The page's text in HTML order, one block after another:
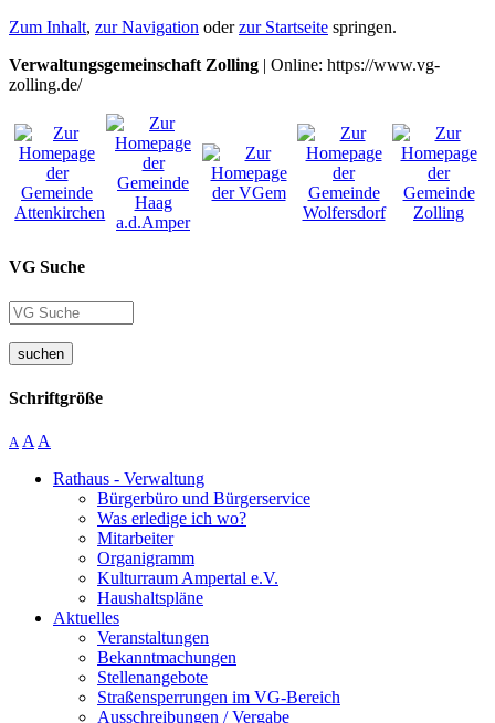
Zum Inhalt, zur Navigation oderzur Startseite springen.
Verwaltungsgemeinschaft Zolling | Online: https://www.vg-
zolling.de/
VG Suche
suchen
Schriftgröße
A A A
Rathaus - Verwaltung
Bürgerbüro und Bürgerservice
Was erledige ich wo?
Mitarbeiter
Organigramm
Kulturraum Ampertal e.V.
Haushaltspläne
Aktuelles
Veranstaltungen
Bekanntmachungen
Stellenangebote
Straßensperrungen im VG-Bereich
Ausschreibungen / Vergabe